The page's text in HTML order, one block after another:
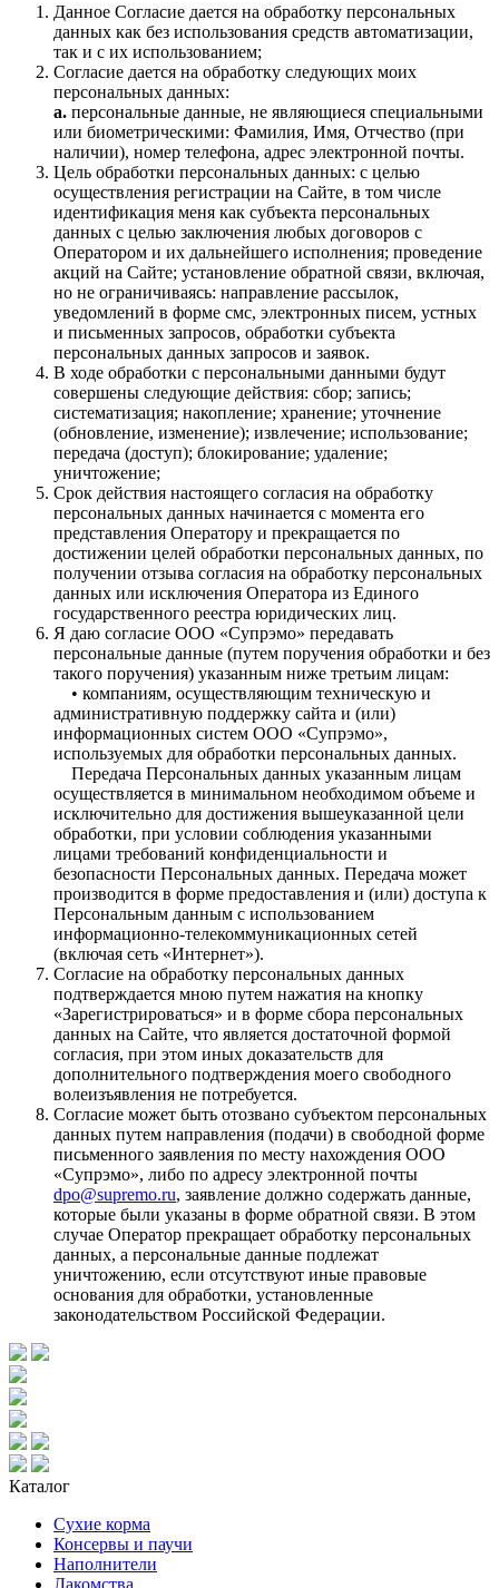
Данное Согласие дается на обработку персональных
данных как без использования средств автоматизации,
так и с их использованием;
Согласие дается на обработку следующих моих
персональных данных:
a. персональные данные, не являющиеся специальными
или биометрическими: Фамилия, Имя, Отчество (при
наличии), номер телефона, адрес электронной почты.
Цель обработки персональных данных: с целью
осуществления регистрации на Сайте, в том числе
идентификация меня как субъекта персональных
данных с целью заключения любых договоров с
Оператором и их дальнейшего исполнения; проведение
акций на Сайте; установление обратной связи, включая,
но не ограничиваясь: направление рассылок,
уведомлений в форме смс, электронных писем, устных
и письменных запросов, обработки субъекта
персональных данных запросов и заявок.
В ходе обработки с персональными данными будут
совершены следующие действия: сбор; запись;
систематизация; накопление; хранение; уточнение
(обновление, изменение); извлечение; использование;
передача (доступ); блокирование; удаление;
уничтожение;
Срок действия настоящего согласия на обработку
персональных данных начинается с момента его
представления Оператору и прекращается по
достижении целей обработки персональных данных, по
получении отзыва согласия на обработку персональных
данных или исключения Оператора из Единого
государственного реестра юридических лиц.
Я даю согласие ООО «Супрэмо» передавать
персональные данные (путем поручения обработки и без
такого поручения) указанным ниже третьим лицам:
• компаниям, осуществляющим техническую и
административную поддержку сайта и (или)
информационных систем ООО «Супрэмо»,
используемых для обработки персональных данных.
Передача Персональных данных указанным лицам
осуществляется в минимальном необходимом объеме и
исключительно для достижения вышеуказанной цели
обработки, при условии соблюдения указанными
лицами требований конфиденциальности и
безопасности Персональных данных. Передача может
производится в форме предоставления и (или) доступа к
Персональным данным с использованием
информационно-телекоммуникационных сетей
(включая сеть «Интернет»).
Согласие на обработку персональных данных
подтверждается мною путем нажатия на кнопку
«Зарегистрироваться» и в форме сбора персональных
данных на Сайте, что является достаточной формой
согласия, при этом иных доказательств для
дополнительного подтверждения моего свободного
волеизъявления не потребуется.
Согласие может быть отозвано субъектом персональных
данных путем направления (подачи) в свободной форме
письменного заявления по месту нахождения ООО
«Супрэмо», либо по адресу электронной почты
dpo@supremo.ru, заявление должно содержать данные,
которые были указаны в форме обратной связи. В этом
случае Оператор прекращает обработку персональных
данных, а персональные данные подлежат
уничтожению, если отсутствуют иные правовые
основания для обработки, установленные
законодательством Российской Федерации.
Каталог
Сухие корма
Консервы и паучи
Наполнители
Лакомства